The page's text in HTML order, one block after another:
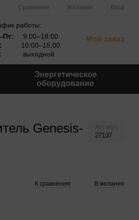
Сравнение Желания Вход
работы:
9:00–18:00
10:00–15:00
выходной
Мой заказ
Энергетическое
оборудование
Genesis-
27137
К сравнению В желания